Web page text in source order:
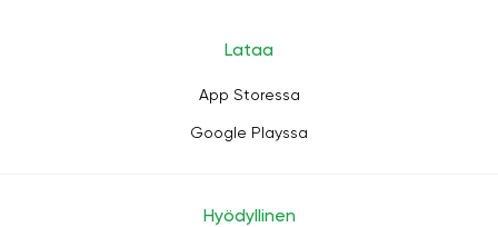
Lataa
App Storessa
Google Playssa
Hyödyllinen